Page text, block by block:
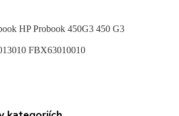
HP Probook 450G3 450 G3
FBX63010010